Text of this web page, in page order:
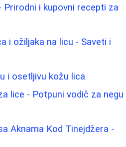
Prirodni i kupovni recepti za
i ožiljaka na licu - Saveti i
i osetljivu kožu lica
lice - Potpuni vodič za negu
Aknama Kod Tinejdžera -